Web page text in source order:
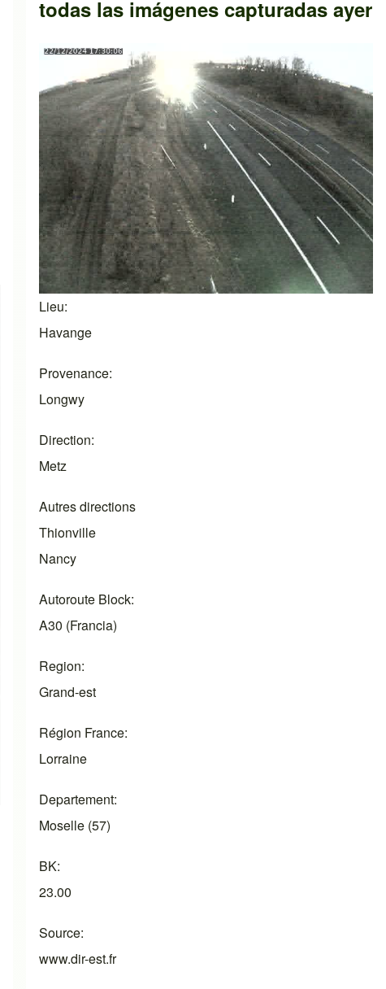
todas las imágenes capturadas ayer
Lieu
Havange
Provenance
Longwy
Direction
Metz
Autres directions
Thionville
Nancy
Autoroute Block
A30 (Francia)
Region
Grand-est
Région France
Lorraine
Departement
Moselle (57)
BK
23.00
Source
www.dir-est.fr